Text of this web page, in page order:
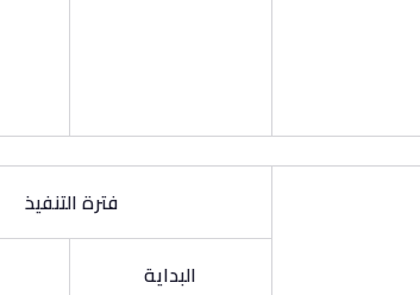
فترة التنفيذ
البداية